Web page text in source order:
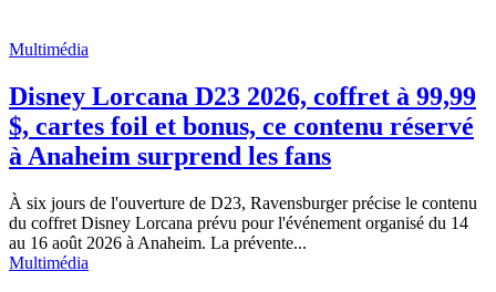
Multimédia
Disney Lorcana D23 2026, coffret à 99,99
$, cartes foil et bonus, ce contenu réservé
à Anaheim surprend les fans
À six jours de l'ouverture de D23, Ravensburger précise le contenu
du coffret Disney Lorcana prévu pour l'événement organisé du 14
au 16 août 2026 à Anaheim. La prévente...
Multimédia